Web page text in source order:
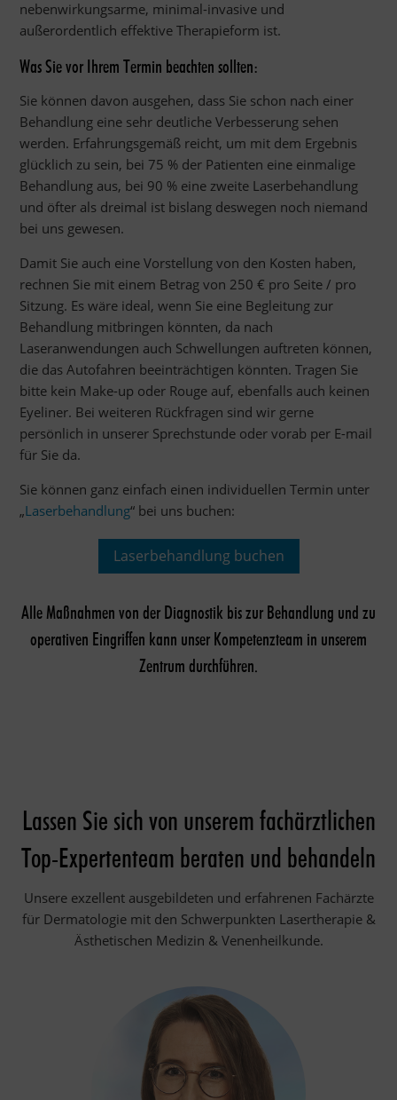
nebenwirkungsarme, minimal-invasive und
außerordentlich effektive Therapieform ist.
Was Sie vor Ihrem Termin beachten sollten:
Sie können davon ausgehen, dass Sie schon nach einer
Behandlung eine sehr deutliche Verbesserung sehen
werden. Erfahrungsgemäß reicht, um mit dem Ergebnis
glücklich zu sein, bei 75 % der Patienten eine einmalige
Behandlung aus, bei 90 % eine zweite Laserbehandlung
und öfter als dreimal ist bislang deswegen noch niemand
bei uns gewesen.
Damit Sie auch eine Vorstellung von den Kosten haben,
rechnen Sie mit einem Betrag von 250 € pro Seite / pro
Sitzung. Es wäre ideal, wenn Sie eine Begleitung zur
Behandlung mitbringen könnten, da nach
Laseranwendungen auch Schwellungen auftreten können,
die das Autofahren beeinträchtigen könnten. Tragen Sie
bitte kein Make-up oder Rouge auf, ebenfalls auch keinen
Eyeliner. Bei weiteren Rückfragen sind wir gerne
persönlich in unserer Sprechstunde oder vorab per E-mail
für Sie da.
Sie können ganz einfach einen individuellen Termin unter
„Laserbehandlung“ bei uns buchen:
Laserbehandlung buchen
Alle Maßnahmen von der Diagnostik bis zur Behandlung und zu
operativen Eingriffen kann unser Kompetenzteam in unserem
Zentrum durchführen.
Lassen Sie sich von unserem fachärztlichen
Top-Expertenteam beraten und behandeln
Unsere exzellent ausgebildeten und erfahrenen Fachärzte
für Dermatologie mit den Schwerpunkten Lasertherapie &
Ästhetischen Medizin & Venenheilkunde.